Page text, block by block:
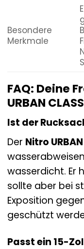
Besondere
Merkmale
FAQ: Deine
URBAN
Ist der
Der Nitro
wasserdicht. Er
sollte aber bei
Exposition
geschützt
Passt ein 15-